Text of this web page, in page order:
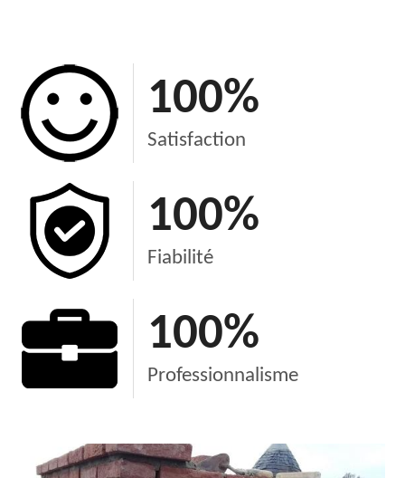
100%
Satisfaction
100%
Fiabilité
100%
Professionnalisme